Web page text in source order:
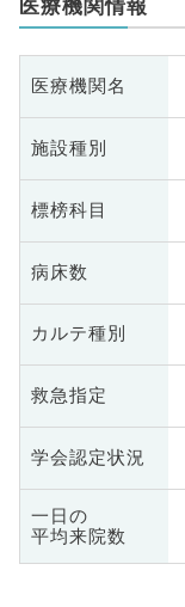
医療機関情報
医療機関名
施設種別
標榜科目
病床数
カルテ種別
救急指定
学会認定状況
一日の
平均来院数